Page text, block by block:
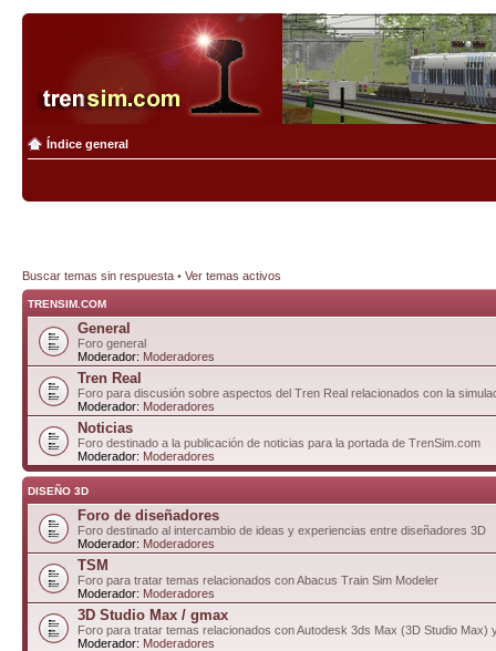
Índice general
Buscar temas sin respuesta • Ver temas activos
TRENSIM.COM
General
Foro general
Moderador: Moderadores
Tren Real
Foro para discusión sobre aspectos del Tren Real relacionados con la
Moderador: Moderadores
Noticias
Foro destinado a la publicación de noticias para la portada de TrenSim.com
Moderador: Moderadores
DISEÑO 3D
Foro de diseñadores
Foro destinado al intercambio de ideas y experiencias entre diseñadores 3D
Moderador: Moderadores
TSM
Foro para tratar temas relacionados con Abacus Train Sim Modeler
Moderador: Moderadores
3D Studio Max / gmax
Foro para tratar temas relacionados con Autodesk 3ds Max (3D Studio Max)
Moderador: Moderadores